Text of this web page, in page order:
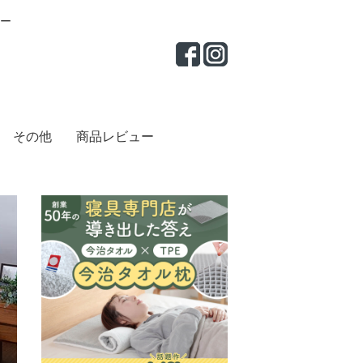
その他 商品レビュー